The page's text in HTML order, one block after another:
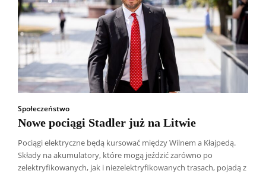
Społeczeństwo
Nowe pociągi Stadler już na Litwie
Pociągi elektryczne będą kursować między Wilnem a Kłajpedą.
Składy na akumulatory, które mogą jeździć zarówno po
zelektryfikowanych, jak i niezelektryfikowanych trasach, pojadą z